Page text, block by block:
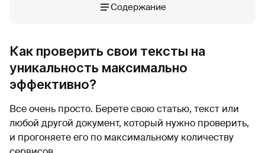
Содержание
Как проверить свои тексты на
уникальность максимально
эффективно?
Все очень просто. Берете свою статью, текст или
любой другой документ, который нужно проверить,
и прогоняете его по максимальному количеству